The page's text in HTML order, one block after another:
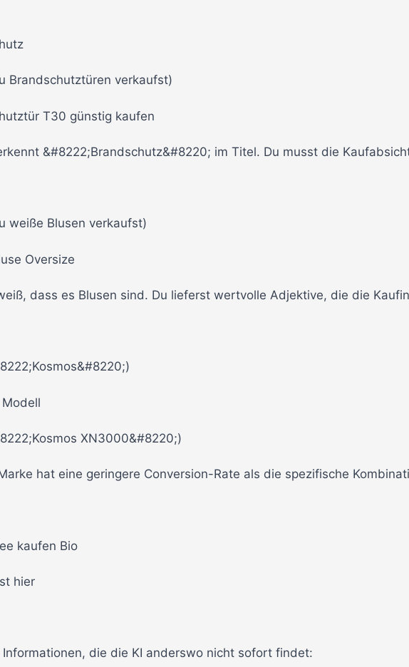
Brandschutztüren verkaufst)
T30 günstig kaufen
&#8222;Brandschutz&#8220; im Titel. Du musst die
weiße Blusen verkaufst)
Oversize
dass es Blusen sind. Du lieferst wertvolle Adjektive, die die
XN3000&#8220;)
hat eine geringere Conversion-Rate als die spezifische
kaufen Bio
hier
die die KI anderswo nicht sofort findet: